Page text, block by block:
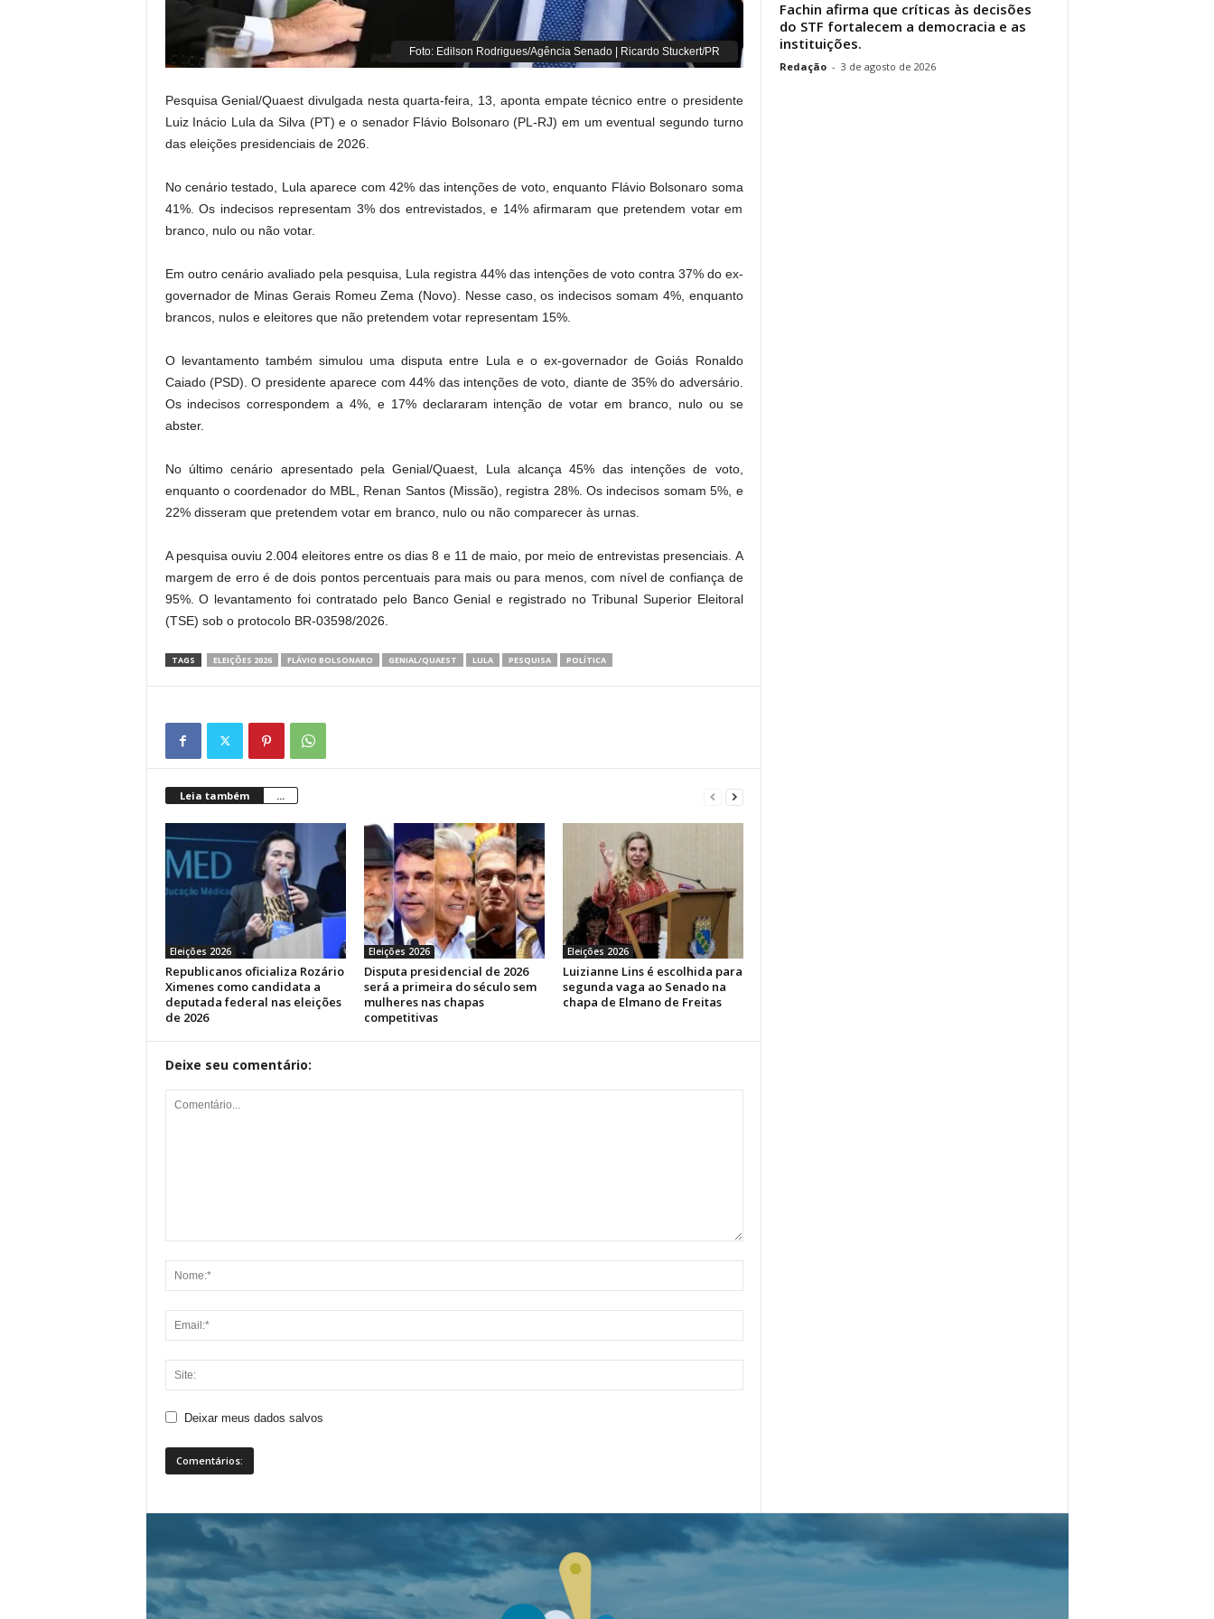
Foto: Edilson Rodrigues/Agência Senado | Ricardo Stuckert/PR
Pesquisa Genial/Quaest divulgada nesta quarta-feira, 13, aponta empate técnico entre o presidente
Luiz Inácio Lula da Silva (PT) e o senador Flávio Bolsonaro(PL-RJ) em um eventual segundo turno
das eleições presidenciais de 2026.
No cenário testado, Lula aparece com 42% das intenções de voto, enquanto Flávio Bolsonaro soma
41%. Os indecisos representam 3% dos entrevistados, e 14% afirmaram que pretendem votar em
branco, nulo ou não votar.
Em outro cenário avaliado pela pesquisa, Lula registra 44% das intenções de voto contra 37% do ex-
governador de Minas Gerais Romeu Zema (Novo). Nesse caso, os indecisos somam 4%, enquanto
brancos, nulos e eleitores que não pretendem votar representam 15%.
O levantamento também simulou uma disputa entre Lula e o ex-governador de Goiás Ronaldo
Caiado(PSD). O presidente aparece com 44% das intenções de voto, diante de 35% do adversário.
Os indecisos correspondem a 4%, e 17% declararam intenção de votar em branco, nulo ou se
abster.
No último cenário apresentado pela Genial/Quaest, Lula alcança 45% das intenções de voto,
enquanto o coordenador do MBL, Renan Santos(Missão), registra 28%. Os indecisos somam 5%, e
22% disseram que pretendem votar em branco, nulo ou não comparecer às urnas.
A pesquisa ouviu 2.004 eleitores entre os dias 8 e 11 de maio, por meio de entrevistas presenciais. A
margem de erro é de dois pontos percentuais para mais ou para menos, com nível de confiança de
95%. O levantamento foi contratado pelo Banco Genial e registrado no Tribunal Superior Eleitoral
(TSE) sob o protocolo BR-03598/2026.
TAGS ELEIÇÕES 2026 FLÁVIO BOLSONARO GENIAL/QUAEST LULA PESQUISA POLÍTICA
Leia também ...
Eleições 2026
Republicanos oficializa Rozário
Ximenes como candidata a
deputada federal nas eleições
de 2026
Eleições 2026
Disputa presidencial de 2026
será a primeira do século sem
mulheres nas chapas
competitivas
Eleições 2026
Luizianne Lins é escolhida para
segunda vaga ao Senado na
chapa de Elmano de Freitas
Deixe seu comentário:
Deixar meus dados salvos
Fachin afirma que críticas às decisões
do STF fortalecem a democracia e as
instituições.
Redação - 3 de agosto de 2026